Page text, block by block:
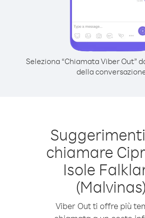
Seleziona “Chiamata Viber Out”
della
chiamare
Isole
(Malvinas)
Viber Out ti offre più